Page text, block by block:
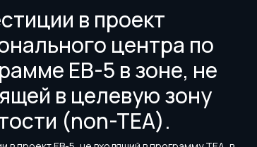
в проект
центра по
EB-5 в зоне, не
в целевую зону
(non-TEA).